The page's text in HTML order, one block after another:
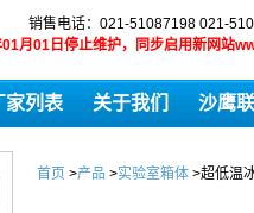
销售电话：021-51087198 021-
月01日停止维护，同步启用新网站
家列表 关于我们 沙鹰
首页 >产品 >实验室箱体 >超低温